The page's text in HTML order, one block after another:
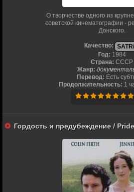
О творчестве одного из
советской кинематографии -
Донского.
Качество:
Год: 1984
Страна: СССР
Жанр:
Перевод: Есть
Продолжительность: 1
Гордость и предубеждение /